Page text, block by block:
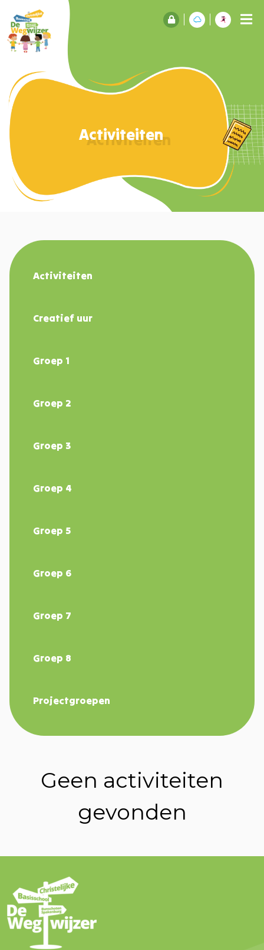
Activiteiten
Activiteiten
Creatief uur
Groep 1
Groep 2
Groep 3
Groep 4
Groep 5
Groep 6
Groep 7
Groep 8
Projectgroepen
Geen activiteiten
gevonden